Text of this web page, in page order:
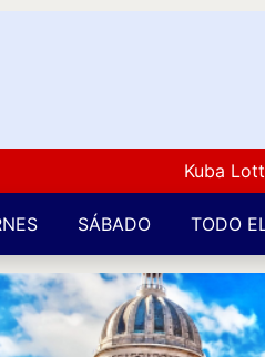
Kuba Lotto
SÁBADO TODO